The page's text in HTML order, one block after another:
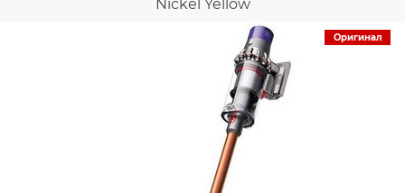
Nickel Yellow
Оригинал